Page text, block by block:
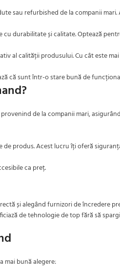
sau refurbished de la companii
cu durabilitate și calitate. Optează
al calității produsului. Cu cât este
că sunt într-o stare bună de
de la companii mari,
de produs. Acest lucru îți oferă
ca preț.
și alegând furnizori de încredere
de tehnologie de top fără să
mai bună alegere: